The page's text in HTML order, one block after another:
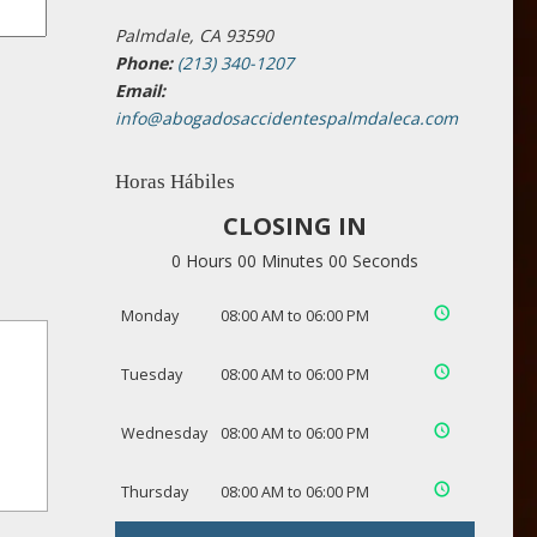
Palmdale, CA 93590
Phone: (213) 340-1207
Email:
info@abogadosaccidentespalmdaleca.com
Horas Hábiles
CLOSING IN
0 Hours 00 Minutes 00 Seconds
Monday 08:00 AM to 06:00 PM
Tuesday 08:00 AM to 06:00 PM
Wednesday 08:00 AM to 06:00 PM
Thursday 08:00 AM to 06:00 PM